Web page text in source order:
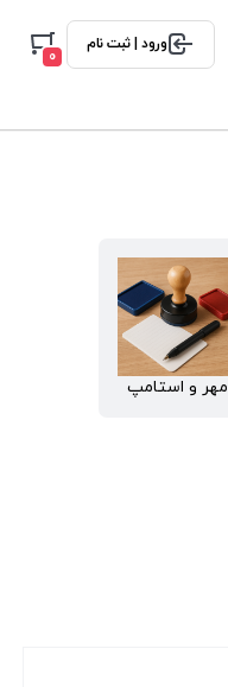
ورود | ثبت نام
0
مهر و استامپ